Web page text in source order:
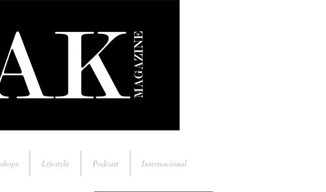
Lifestyle Podcast Internacional